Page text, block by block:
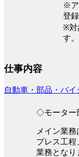
※ア
登
※対
す。
仕事内容
自動車・部品・バイ
◇モーター
メイン業
プレス工
業務となり